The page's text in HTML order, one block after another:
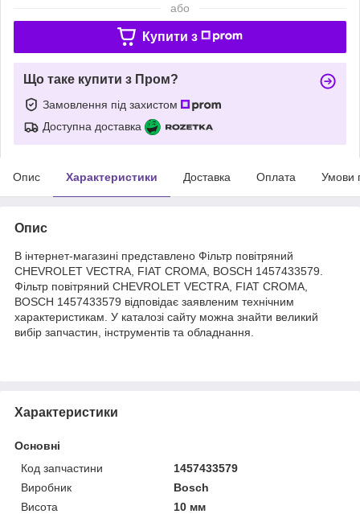
або
Купити з
Що таке купити з Пром?
Замовлення під захистом
Доступна доставка
Опис Характеристики Доставка Оплата Умови
Опис
В інтернет-магазині представлено Фільтр повітряний
CHEVROLET VECTRA, FIAT CROMA, BOSCH 1457433579.
Фільтр повітряний CHEVROLET VECTRA, FIAT CROMA,
BOSCH 1457433579 відповідає заявленим технічним
характеристикам. У каталозі сайту можна знайти великий
вибір запчастин, інструментів та обладнання.
Характеристики
Основні
Код запчастини
1457433579
Виробник
Bosch
Висота
10 мм